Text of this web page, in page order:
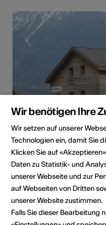
Institution /
SomMusic, die
school of modern music
Kantonsstrasse 17
Wir benötigen Ihre
Wir setzen auf unserer
Technologien ein, damit Sie
Klicken Sie auf
Daten zu Statistik- und
unserer Webseite und zur
auf Webseiten von Dritten
unserer Website zustimmen.
Falls Sie dieser Bearbeitung